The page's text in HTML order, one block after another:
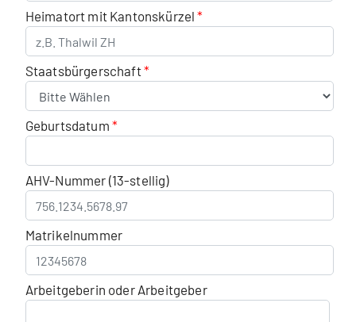
Heimatort mit Kantonskürzel
Staatsbürgerschaft
Geburtsdatum
AHV-Nummer (13-stellig)
Matrikelnummer
Arbeitgeberin oder Arbeitgeber